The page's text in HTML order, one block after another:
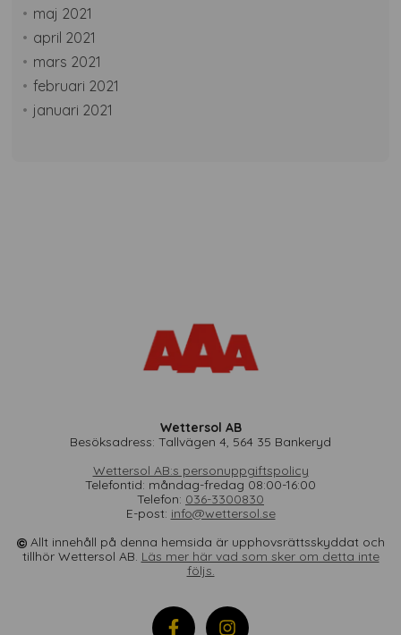
maj 2021
april 2021
mars 2021
februari 2021
januari 2021
Wettersol AB
Besöksadress: Tallvägen 4, 564 35 Bankeryd
Wettersol AB:s personuppgiftspolicy
Telefontid: måndag-fredag 08:00-16:00
Telefon: 036-3300830
E-post: info@wettersol.se
Allt innehåll på denna hemsida är upphovsrättsskyddat och
tillhör Wettersol AB. Läs mer här vad som sker om detta inte
följs.